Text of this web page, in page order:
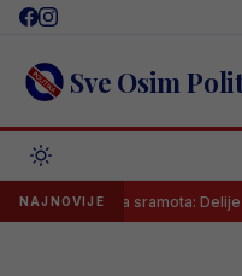
Skip
content Sve Osim
NAJNOVIJEsramota: Delije